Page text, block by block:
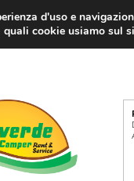
d'uso e
cookie usiamo sul